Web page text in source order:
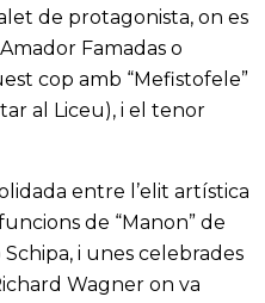
de protagonista, on es
Famadas o
cop amb “Mefistofele”
al Liceu), i el tenor
entre l’elit artística
de “Manon” de
i unes celebrades
Wagner on va